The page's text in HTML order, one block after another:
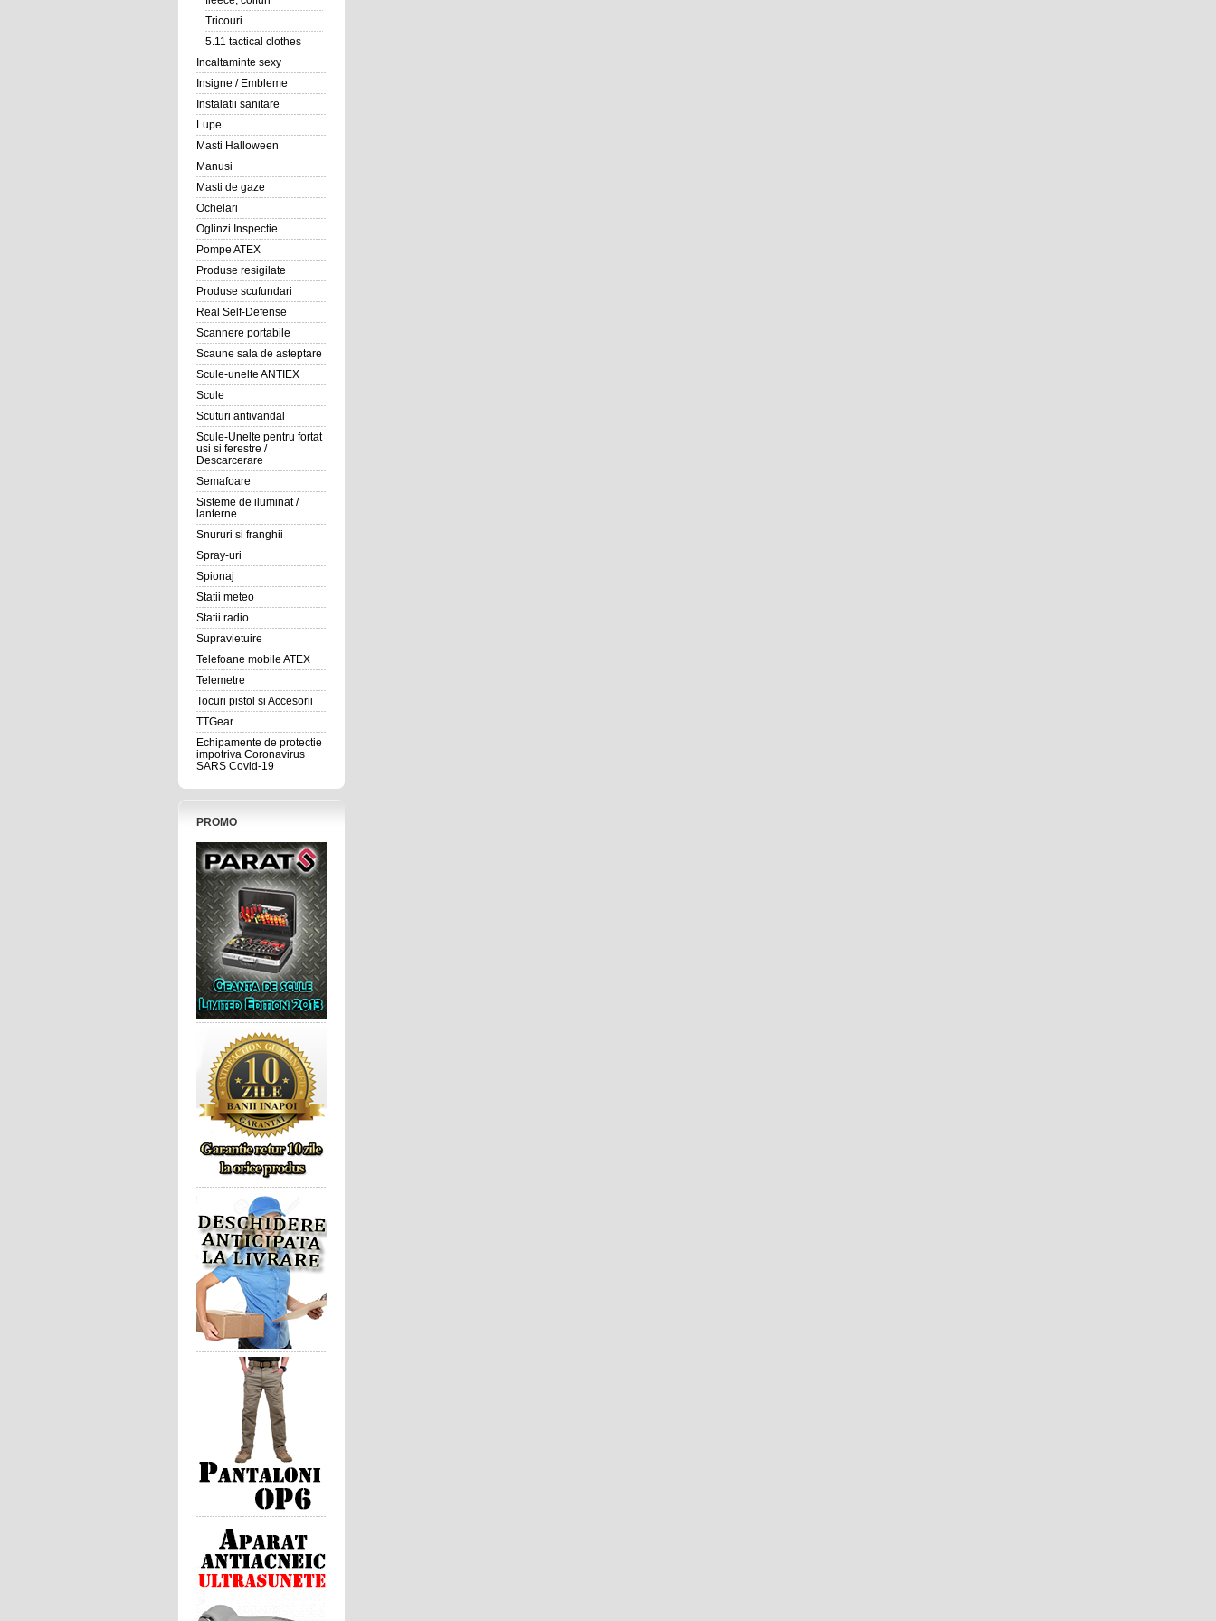
Tricouri
5.11 tactical clothes
Incaltaminte sexy
Insigne / Embleme
Instalatii sanitare
Lupe
Masti Halloween
Manusi
Masti de gaze
Ochelari
Oglinzi Inspectie
Pompe ATEX
Produse resigilate
Produse scufundari
Real Self-Defense
Scannere portabile
Scaune sala de asteptare
Scule-unelte ANTIEX
Scule
Scuturi antivandal
Scule-Unelte pentru fortat
usi si ferestre /
Descarcerare
Semafoare
Sisteme de iluminat /
lanterne
Snururi si franghii
Spray-uri
Spionaj
Statii meteo
Statii radio
Supravietuire
Telefoane mobile ATEX
Telemetre
Tocuri pistol si Accesorii
TTGear
Echipamente de protectie
impotriva Coronavirus
SARS Covid-19
PROMO